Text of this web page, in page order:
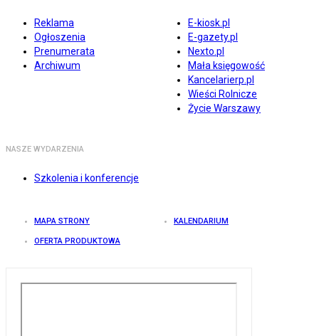
Reklama
Ogłoszenia
Prenumerata
Archiwum
E-kiosk.pl
E-gazety.pl
Nexto.pl
Mała księgowość
Kancelarierp.pl
Wieści Rolnicze
Życie Warszawy
NASZE WYDARZENIA
Szkolenia i konferencje
MAPA STRONY KALENDARIUM
OFERTA PRODUKTOWA